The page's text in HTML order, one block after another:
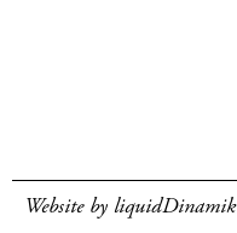
Website by liquidDinamik